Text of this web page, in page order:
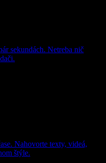
sekundách. Netreba nič
Nahovorte texty, videá,
štýle.